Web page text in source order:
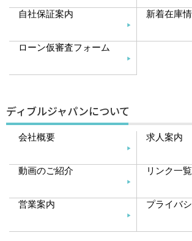
自社保証案内 新着在庫
ローン仮審査フォーム
ディブルジャパンについて
会社概要 求人案内
動画のご紹介 リンク一覧
営業案内 プライバ